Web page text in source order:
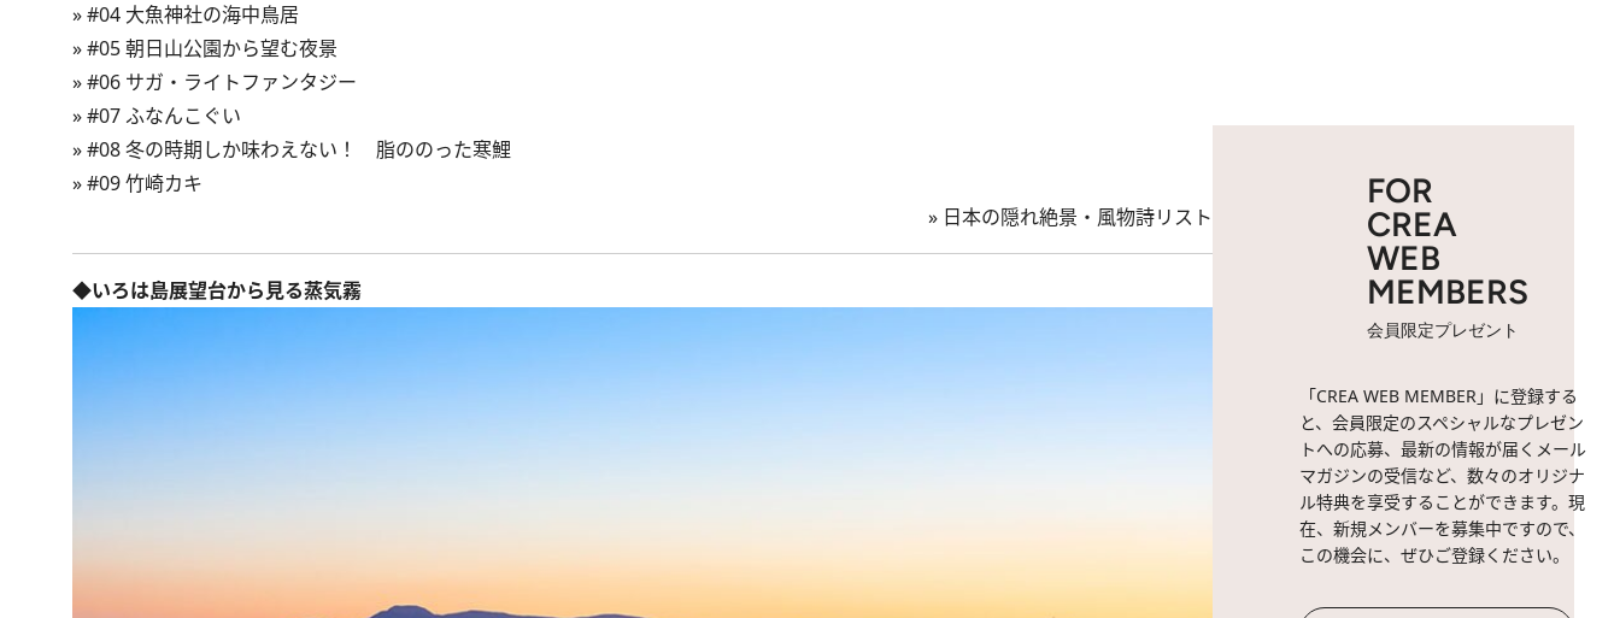
»#04 大魚神社の海中鳥居
»#05 朝日山公園から望む夜景
»#06 サガ・ライトファンタジー
»#07 ふなんこぐい
»#08 冬の時期しか味わえない！ 脂ののった寒鯉
»#09 竹崎カキ
» 日本の隠れ絶景・風物詩リスト
◆いろは島展望台から見る蒸気霧
FOR
CREA
WEB
MEMBERS
会員限定プレゼント
「CREA WEB MEMBER」に登録する
と、会員限定のスペシャルなプレゼン
トへの応募、最新の情報が届くメール
マガジンの受信など、数々のオリジナ
ル特典を享受することができます。現
在、新規メンバーを募集中ですので、
この機会に、ぜひご登録ください。